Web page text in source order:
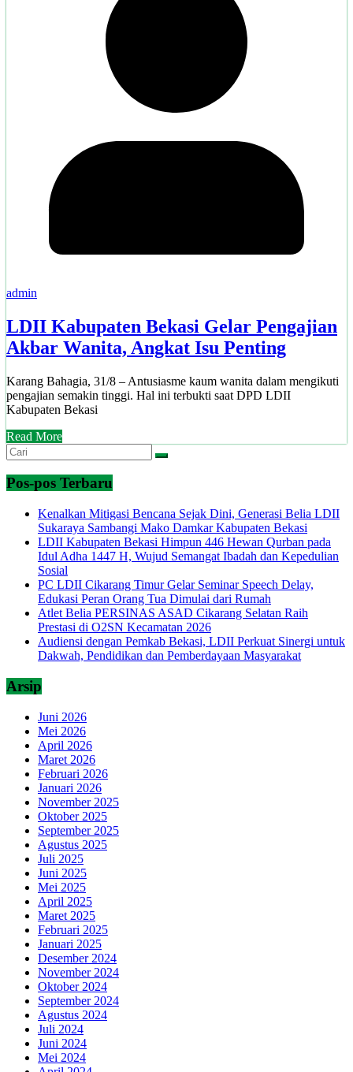
admin
LDII Kabupaten Bekasi Gelar Pengajian
Akbar Wanita, Angkat Isu Penting
Karang Bahagia, 31/8 – Antusiasme kaum wanita dalam mengikuti
pengajian semakin tinggi. Hal ini terbukti saat DPD LDII
Kabupaten Bekasi
Read More
Pos-pos Terbaru
Kenalkan Mitigasi Bencana Sejak Dini, Generasi Belia LDII
Sukaraya Sambangi Mako Damkar Kabupaten Bekasi
LDII Kabupaten Bekasi Himpun 446 Hewan Qurban pada
Idul Adha 1447 H, Wujud Semangat Ibadah dan Kepedulian
Sosial
PC LDII Cikarang Timur Gelar Seminar Speech Delay,
Edukasi Peran Orang Tua Dimulai dari Rumah
Atlet Belia PERSINAS ASAD Cikarang Selatan Raih
Prestasi di O2SN Kecamatan 2026
Audiensi dengan Pemkab Bekasi, LDII Perkuat Sinergi untuk
Dakwah, Pendidikan dan Pemberdayaan Masyarakat
Arsip
Juni 2026
Mei 2026
April 2026
Maret 2026
Februari 2026
Januari 2026
November 2025
Oktober 2025
September 2025
Agustus 2025
Juli 2025
Juni 2025
Mei 2025
April 2025
Maret 2025
Februari 2025
Januari 2025
Desember 2024
November 2024
Oktober 2024
September 2024
Agustus 2024
Juli 2024
Juni 2024
Mei 2024